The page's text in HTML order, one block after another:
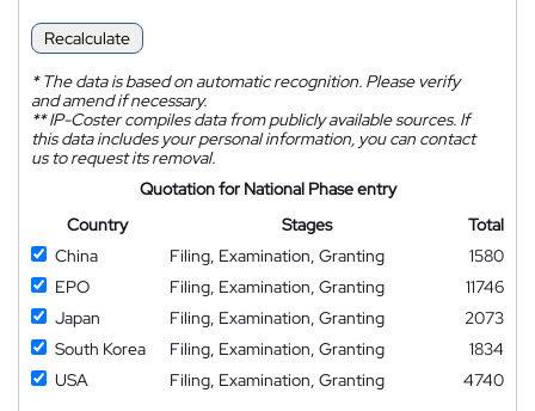
Recalculate
*The data is based on automatic recognition. Please verify
and amend if necessary.
**IP-Coster compiles data from publicly available sources. If
this data includes your personal information, you can contact
us to request its removal.
Quotation for National Phase entry
Country
Stages
Total
China
Filing, Examination, Granting
1580
EPO
Filing, Examination, Granting
11746
Japan
Filing, Examination, Granting
2073
South Korea
Filing, Examination, Granting
1834
USA
Filing, Examination, Granting
4740